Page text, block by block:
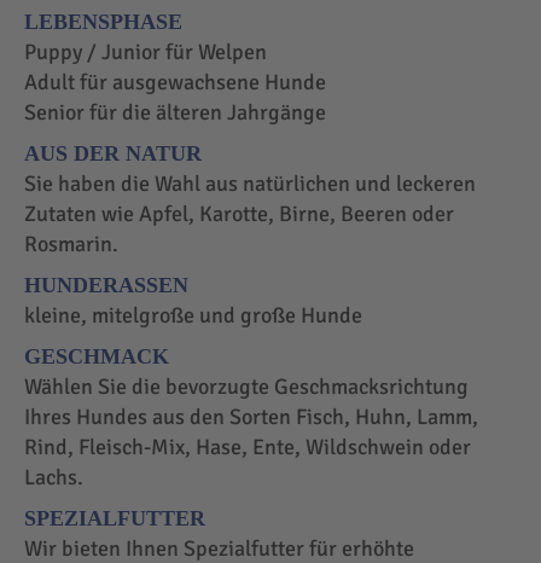
LEBENSPHASE
Puppy / Junior für Welpen
Adult für ausgewachsene Hunde
Senior für die älteren Jahrgänge
AUS DER NATUR
Sie haben die Wahl aus natürlichen und leckeren
Zutaten wie Apfel, Karotte, Birne, Beeren oder
Rosmarin.
HUNDERASSEN
kleine, mitelgroße und große Hunde
GESCHMACK
Wählen Sie die bevorzugte Geschmacksrichtung
Ihres Hundes aus den Sorten Fisch, Huhn, Lamm,
Rind, Fleisch-Mix, Hase, Ente, Wildschwein oder
Lachs.
SPEZIALFUTTER
Wir bieten Ihnen Spezialfutter für erhöhte